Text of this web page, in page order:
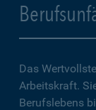
Das
Arbeitskraft.
Berufslebens